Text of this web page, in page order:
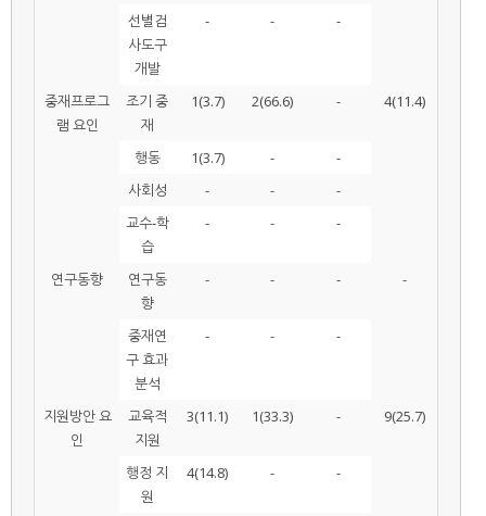
선별검
사도구
개발
- - -
중재프로그
램 요인
조기 중
재
1(3.7) 2(66.6) - 4(11.4)
행동 1(3.7) -
-
사회성
- -
-
교수-학
습
- - -
연구동향
연구동
향
- - - -
중재연
구 효과
분석
- - -
지원방안 요
인
교육적
지원
3(11.1) 1(33.3) - 9(25.7)
행정 지
원
4(14.8) - -